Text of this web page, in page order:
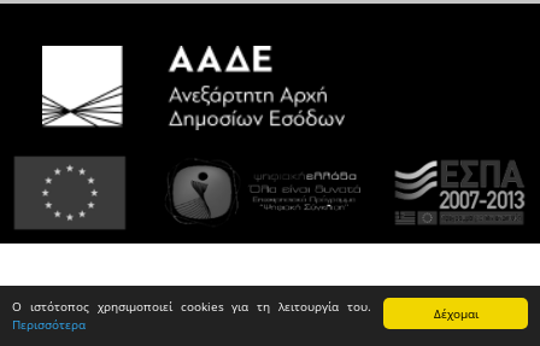
Δέχομαι
Ο ιστότοπος χρησιμοποιεί cookies για τη λειτουργία του.
Περισσότερα